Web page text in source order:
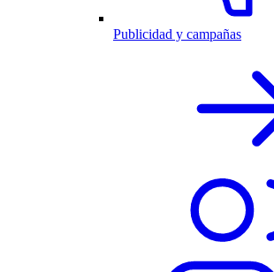
Publicidad y campañas